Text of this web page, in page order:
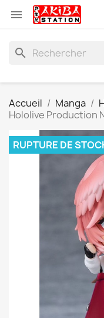

search
Accueil Manga
Hololive Production
RUPTURE DE